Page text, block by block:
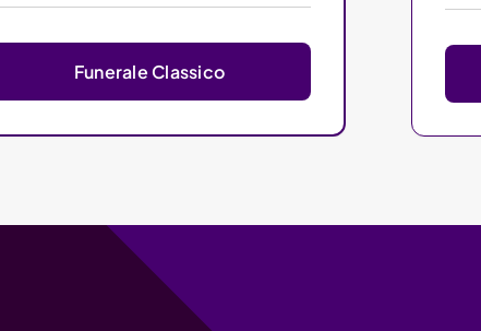
Funerale Classico